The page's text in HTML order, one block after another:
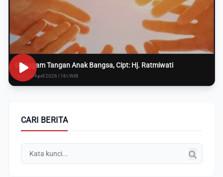
Genggam Tangan Anak Bangsa, Cipt: Hj. Ratmiwati
Rabu, 8 April 2026 | 16:i WIB
CARI BERITA